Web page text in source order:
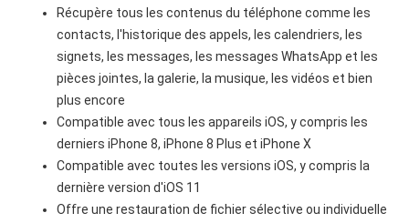
Récupère tous les contenus du téléphone comme les
contacts, l'historique des appels, les calendriers, les
signets, les messages, les messages WhatsApp et les
pièces jointes, la galerie, la musique, les vidéos et bien
plus encore
Compatible avec tous les appareils iOS, y compris les
derniers iPhone 8, iPhone 8 Plus et iPhone X
Compatible avec toutes les versions iOS, y compris la
dernière version d'iOS 11
Offre une restauration de fichier sélective ou individuelle